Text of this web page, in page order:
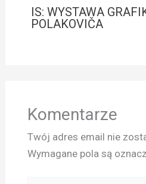
IS: WYSTAWA
POLAKOVIČA
Komentarze
Twój adres email nie
Wymagane pola są